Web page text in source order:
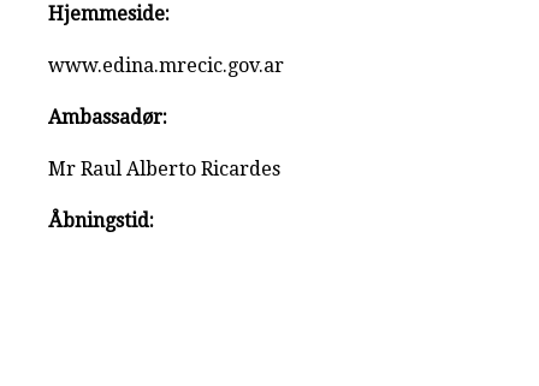
Hjemmeside:
www.edina.mrecic.gov.ar
Ambassadør:
Mr Raul Alberto Ricardes
Åbningstid: